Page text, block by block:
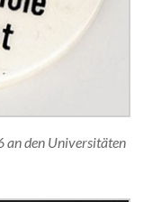
an den Universitäten